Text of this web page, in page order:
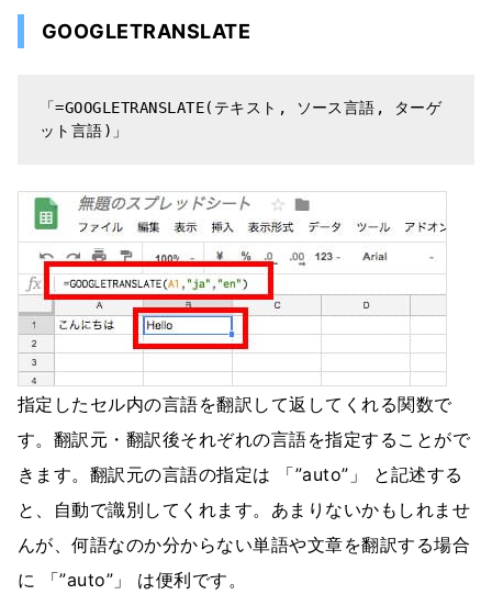
GOOGLETRANSLATE
「=GOOGLETRANSLATE(テキスト, ソース言語, ターゲ
ット言語)」
指定したセル内の言語を翻訳して返してくれる関数で
す。翻訳元・翻訳後それぞれの言語を指定することがで
きます。翻訳元の言語の指定は 「”auto”」 と記述する
と、自動で識別してくれます。あまりないかもしれませ
んが、何語なのか分からない単語や文章を翻訳する場合
に 「”auto”」 は便利です。